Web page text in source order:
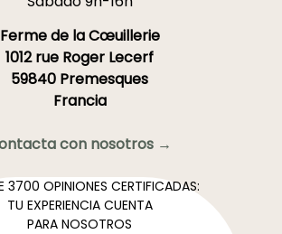
Ferme de la Cœuillerie
1012 rue Roger Lecerf
59840 Premesques
Francia
con nosotros →
3700 OPINIONES CERTIFICADAS:
TU EXPERIENCIA CUENTA
PARA NOSOTROS